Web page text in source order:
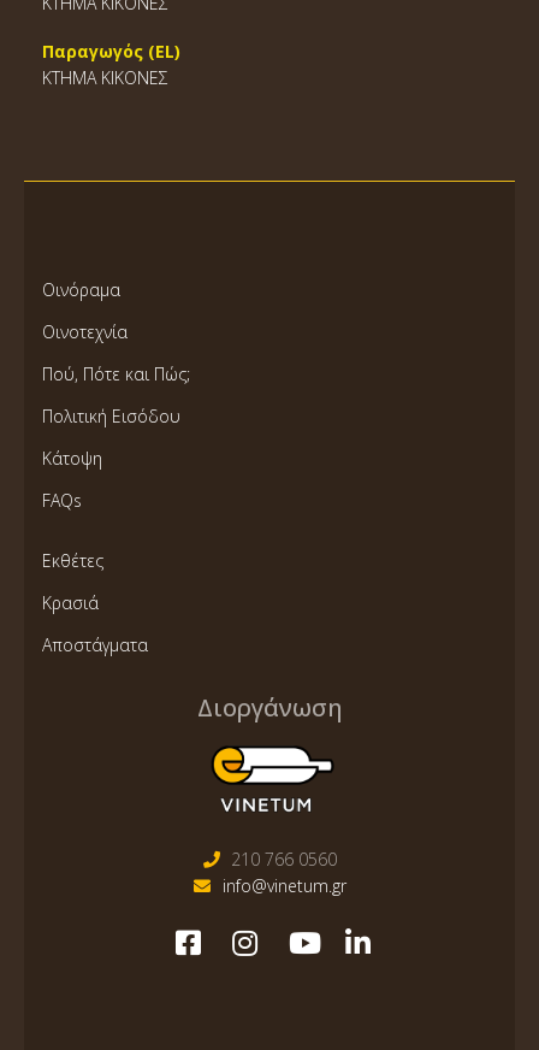
Παραγωγός (EL)
ΚΤΗΜΑ ΚΙΚΟΝΕΣ
Οινόραμα
Οινοτεχνία
Πού, Πότε και Πώς;
Πολιτική Εισόδου
Κάτοψη
FAQs
Εκθέτες
Κρασιά
Αποστάγματα
Διοργάνωση
210 766 0560
info@vinetum.gr